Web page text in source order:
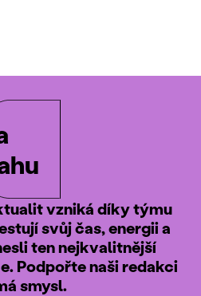
vzniká díky týmu
svůj čas, energii a
ten nejkvalitnější
Podpořte naši redakci
smysl.